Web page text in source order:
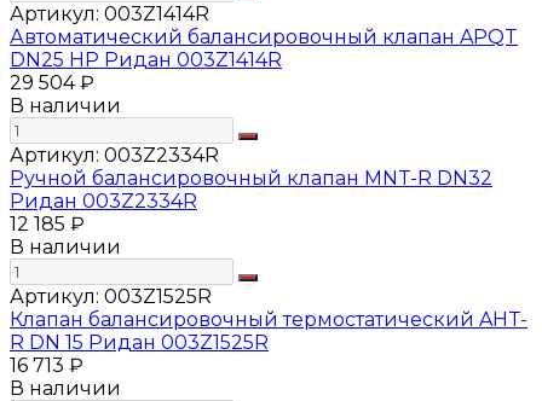
Артикул: 003Z1414R
Автоматический балансировочный клапан APQT
DN25 HP Ридан 003Z1414R
29 504 ₽
В наличии
Артикул: 003Z2334R
Ручной балансировочный клапан MNT-R DN32
Ридан 003Z2334R
12 185 ₽
В наличии
Артикул: 003Z1525R
Клапан балансировочный термостатический AHT-
R DN 15 Ридан 003Z1525R
16 713 ₽
В наличии